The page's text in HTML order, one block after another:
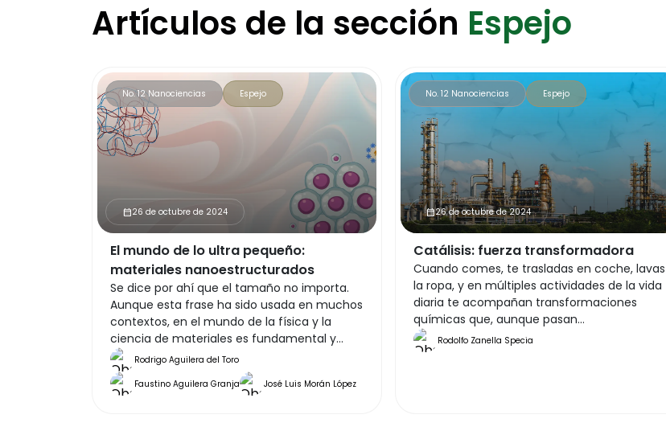
Artículos de la sección Espejo
No. 12 Nanociencias Espejo
calendar_month26 de octubre de 2024
El mundo de lo ultra pequeño:
materiales nanoestructurados
Se dice por ahí que el tamaño no importa.
Aunque esta frase ha sido usada en muchos
contextos, en el mundo de la física y la
ciencia de materiales es fundamental y
adquiere una relevancia infinita.
Empecemos por la fascinación que siempre
hemos tenido por lo diminuto, no solo en la
Rodrigo Aguilera del Toro
Faustino Aguilera Granja
José Luis Morán López
No. 12 Nanociencias Espejo
calendar_month26 de octubre de 2024
Catálisis: fuerza transformadora
Cuando comes, te trasladas en coche, lavas
la ropa, y en múltiples actividades de la vida
diaria te acompañan transformaciones
químicas que, aunque pasan
desapercibidas, son fundamentales para tu
bienestar, desarrollo y, en ciertos casos, para
Rodolfo Zanella Specia